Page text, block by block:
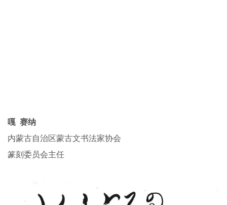
嘎 赛纳
内蒙古自治区蒙古文书法家协会
篆刻委员会主任